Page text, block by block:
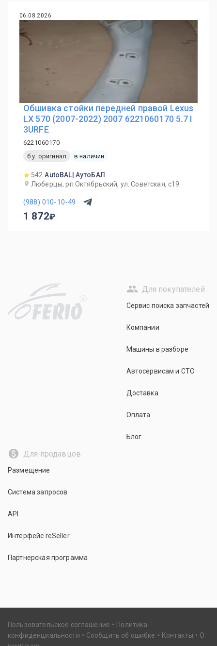
06.08.2026
Обшивка стойки передней правой Lexus
LX 570 (2007-2022) 2007 6221060170 5.7 I
3URFE
6221060170
б.у. оригинал
в наличии
542 AutoBAL| АутоБАЛ
Люберцы, рп Октябрьский, ул. Советская, с19
(988) 010-10-49
1 872
R
Для покупателей
Сервис поиска запчастей
Компании
Машины в разборе
Автосервисам и СТО
Доставка
Оплата
Блог
Для продавцов
Размещение
Система запросов
API
Интерфейс reSeller
Партнерская программа
Пользовательское соглашение
Политика
конфиденциальности
Сообщить об ошибке Контакты
О